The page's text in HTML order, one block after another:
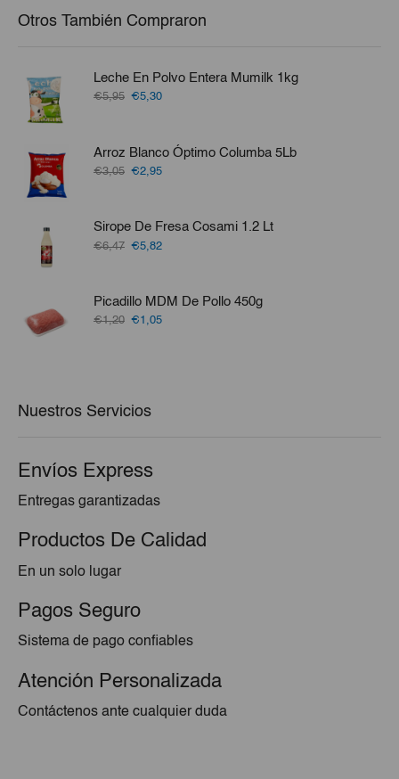
Otros También Compraron
Leche En Polvo Entera Mumilk 1kg
€5,95 El
€5,95.
€5,30El
es:
€5,30.
Arroz Blanco Óptimo Columba 5Lb
€3,05 El
era:
€3,05.
€2,95El
es:
€2,95.
Sirope De Fresa Cosami 1.2 Lt
€6,47 El
era:
€6,47.
€5,82El
es:
€5,82.
Picadillo MDM De Pollo 450g
€1,20 El
€1,05El
Nuestros Servicios
Envíos Express
Entregas garantizadas
Productos De Calidad
En un solo lugar
Pagos Seguro
Sistema de pago confiables
Atención Personalizada
Contáctenos ante cualquier duda